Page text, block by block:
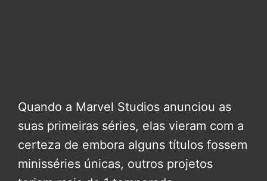
Quando a Marvel Studios anunciou as
suas primeiras séries, elas vieram com a
certeza de embora alguns títulos fossem
minisséries únicas, outros projetos